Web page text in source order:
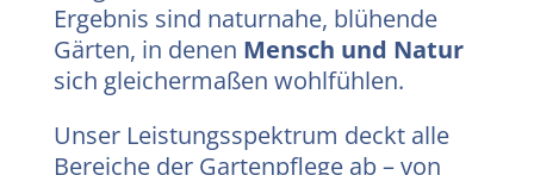
Ergebnis sind naturnahe, blühende
Gärten, in denen Mensch und Natur
sich gleichermaßen wohlfühlen.
Unser Leistungsspektrum deckt alle
Bereiche der Gartenpflege ab – von